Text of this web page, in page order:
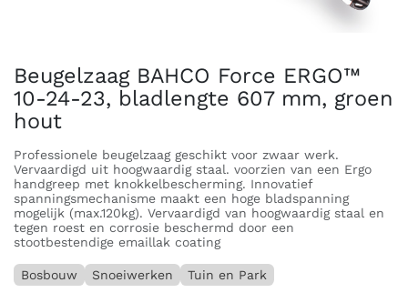
Beugelzaag BAHCO Force ERGO™
10-24-23, bladlengte 607 mm, groen
hout
Professionele beugelzaag geschikt voor zwaar werk.
Vervaardigd uit hoogwaardig staal. voorzien van een Ergo
handgreep met knokkelbescherming. Innovatief
spanningsmechanisme maakt een hoge bladspanning
mogelijk (max.120kg). Vervaardigd van hoogwaardig staal en
tegen roest en corrosie beschermd door een
stootbestendige emaillak coating
Bosbouw Snoeiwerken Tuin en Park